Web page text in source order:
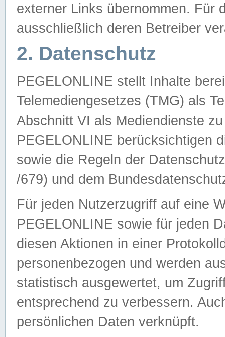
externer Links übernommen. Für
ausschließlich deren Betreiber
2. Datenschutz
PEGELONLINE stellt Inhalte
Telemediengesetzes (TMG) als
Abschnitt VI als Mediendienste
PEGELONLINE berücksichtigen
sowie die Regeln der
/679) und dem
Für jeden Nutzerzugriff auf eine
PEGELONLINE sowie für jeden
diesen Aktionen in einer
personenbezogen und werden
statistisch ausgewertet, um
entsprechend zu verbessern.
persönlichen Daten verknüpft.